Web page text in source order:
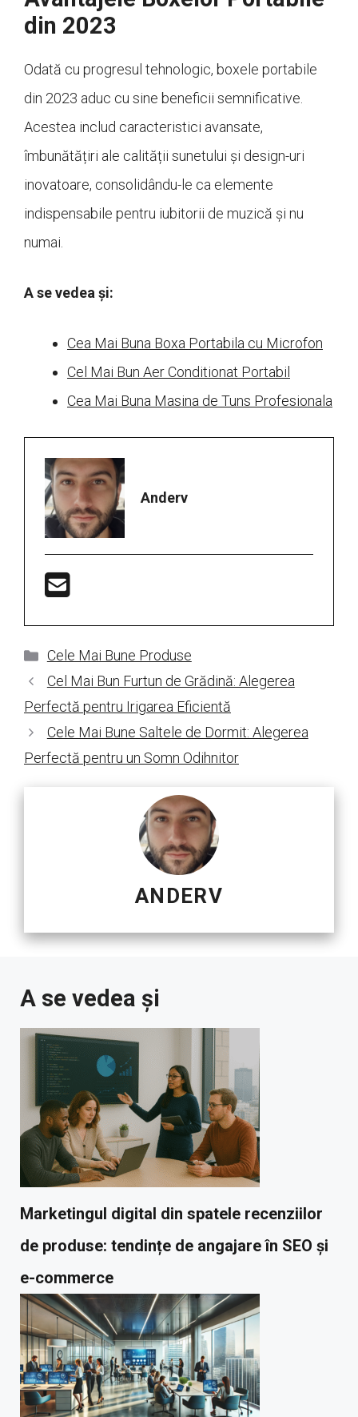
din 2023
Odată cu progresul tehnologic, boxele portabile
din 2023 aduc cu sine beneficii semnificative.
Acestea includ caracteristici avansate,
îmbunătățiri ale calității sunetului și design-uri
inovatoare, consolidându-le ca elemente
indispensabile pentru iubitorii de muzică și nu
numai.
A se vedea și:
Cea Mai Buna Boxa Portabila cu Microfon
Cel Mai Bun Aer Conditionat Portabil
Cea Mai Buna Masina de Tuns Profesionala
Anderv
Categorii
Cele Mai Bune Produse
Cel Mai Bun Furtun de Grădină: Alegerea
Perfectă pentru Irigarea Eficientă
Cele Mai Bune Saltele de Dormit: Alegerea
Perfectă pentru un Somn Odihnitor
ANDERV
A se vedea și
Marketingul digital din spatele recenziilor
de produse: tendințe de angajare în SEO și
e-commerce